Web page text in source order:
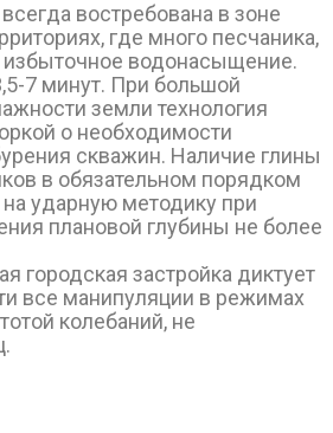
востребована в зоне
где много песчаника,
избыточное водонасыщение.
7 минут. При большой
земли технология
о необходимости
скважин. Наличие глины
в обязательном порядком
ударную методику при
плановой глубины не более
городская застройка диктует
все манипуляции в режимах
колебаний, не